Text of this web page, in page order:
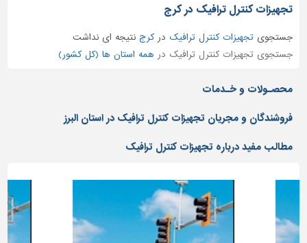
مصالح
پله،
نرده
حفاظ
دیوارپوش،
و
سرویس
بهداشتی
تجهیزات کنترل ترافیک در کرج
جستجویتجهیزات کنترل ترافیک درکرج نتیجه ای نداشت
جستجوی تجهیزات کنترل ترافیک در همه استان ها (کل کشور)
محصـولات و خـدمات
فروشندگان و مجریان تجهیزات کنترل ترافیک در استان البرز
مطالب مفید درباره تجهیزات کنترل ترافیک